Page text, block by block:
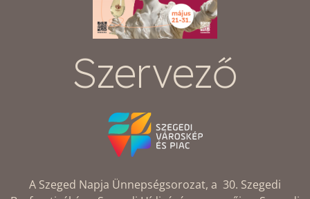
Szervező
A Szeged Napja Ünnepségsorozat, a 30. Szegedi